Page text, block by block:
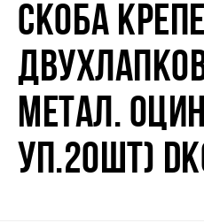
СКОБА
МЕТАЛ.
УП.20ШТ)